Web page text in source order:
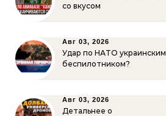
со вкусом
Авг 03, 2026
Удар по НАТО украинским
беспилотником?
Авг 03, 2026
Детальнее о